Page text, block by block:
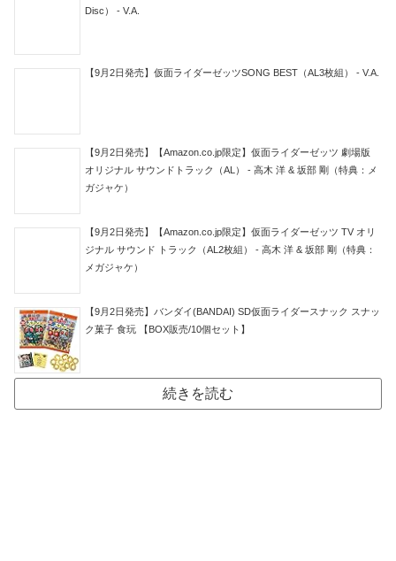
Disc） - V.A.
【9月2日発売】仮面ライダーゼッツSONG BEST（AL3枚組） - V.A.
【9月2日発売】【Amazon.co.jp限定】仮面ライダーゼッツ 劇場版
オリジナル サウンドトラック（AL） - 高木 洋 & 坂部 剛（特典：メ
ガジャケ）
【9月2日発売】【Amazon.co.jp限定】仮面ライダーゼッツ TV オリ
ジナル サウンド トラック（AL2枚組） - 高木 洋 & 坂部 剛（特典：
メガジャケ）
【9月2日発売】バンダイ(BANDAI) SD仮面ライダースナック スナッ
ク菓子 食玩 【BOX販売/10個セット】
続きを読む